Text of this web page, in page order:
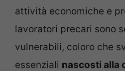
attività economiche e
lavoratori precari sono
vulnerabili, coloro che
essenziali nascosti alla